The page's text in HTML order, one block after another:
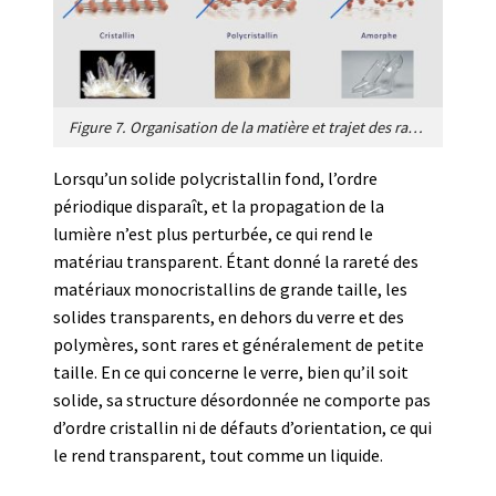
Figure 7. Organisation de la matière et trajet des rayons lumineux dans un réseau cristallin. Même si l’indice de réfraction varie selon la direction du rayon lumineux celui-ci ne « voit » en traversant le cristal qu’un seul indice (image de gauche). Dans un réseau polycristallin le rayon lumineux rencontre des variations d’indices selon les différentes orientations des cristaux et est diffracté par les joints de grains (image du centre : le sable). Un matériau amorphe a un seul indice de réfraction homogène et ne dévie pas les rayons lumineux (image de droite). [Source : http://physiquechimiecollege.eklablog.com/etats-de-la-matiere-a100286069, DR]
Lorsqu’un solide polycristallin fond, l’ordre
périodique disparaît, et la propagation de la
lumière n’est plus perturbée, ce qui rend le
matériau transparent. Étant donné la rareté des
matériaux monocristallins de grande taille, les
solides transparents, en dehors du verre et des
polymères, sont rares et généralement de petite
taille. En ce qui concerne le verre, bien qu’il soit
solide, sa structure désordonnée ne comporte pas
d’ordre cristallin ni de défauts d’orientation, ce qui
le rend transparent, tout comme un liquide.